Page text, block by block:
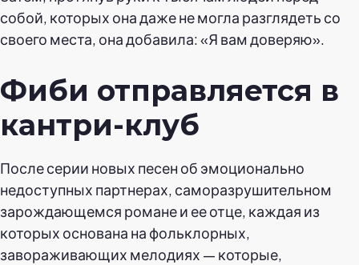
собой, которых она даже не могла разглядеть со
своего места, она добавила: «Я вам доверяю».
Фиби отправляется в
кантри-клуб
После серии новых песен об эмоционально
недоступных партнерах, саморазрушительном
зарождающемся романе и ее отце, каждая из
которых основана на фольклорных,
завораживающих мелодиях — которые,